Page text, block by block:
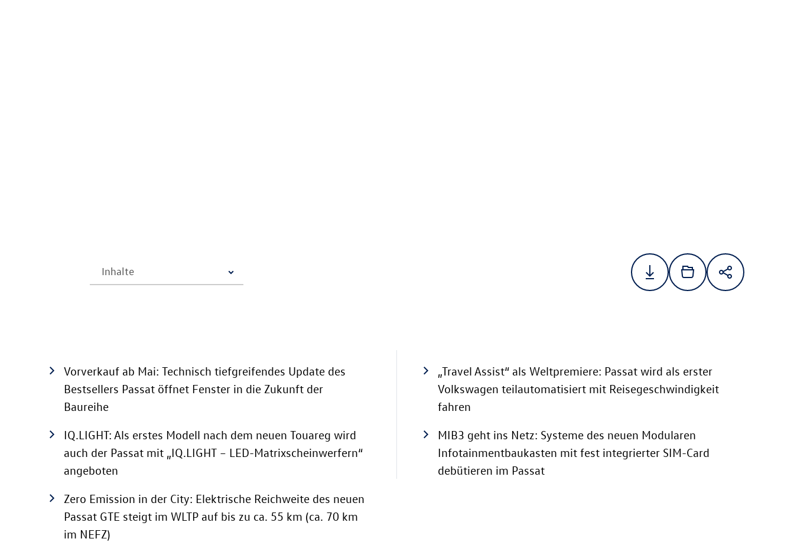
Vorverkauf ab Mai: Technisch tiefgreifendes Update des
Bestsellers Passat öffnet Fenster in die Zukunft der
Baureihe
„Travel Assist“ als Weltpremiere: Passat wird als erster
Volkswagen teilautomatisiert mit Reisegeschwindigkeit
fahren
IQ.LIGHT: Als erstes Modell nach dem neuen Touareg wird
auch der Passat mit „IQ.LIGHT – LED-Matrixscheinwerfern“
angeboten
MIB3 geht ins Netz: Systeme des neuen Modularen
Infotainmentbaukasten mit fest integrierter SIM-Card
debütieren im Passat
Zero Emission in der City: Elektrische Reichweite des neuen
Passat GTE steigt im WLTP auf bis zu ca. 55 km (ca. 70 km
im NEFZ)